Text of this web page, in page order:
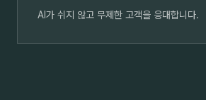
AI가 쉬지 않고 무제한 고객을 응대합니다.